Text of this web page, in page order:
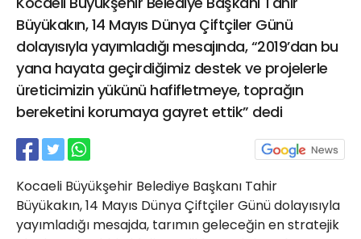
Büyükakın, 14 Mayıs Dünya Çiftçiler Günü
dolayısıyla yayımladığı mesajında, “2019’dan bu
yana hayata geçirdiğimiz destek ve projelerle
üreticimizin yükünü hafifletmeye, toprağın
bereketini korumaya gayret ettik” dedi
Kocaeli Büyükşehir Belediye Başkanı Tahir
Büyükakın, 14 Mayıs Dünya Çiftçiler Günü dolayısıyla
yayımladığı mesajda, tarımın geleceğin en stratejik
21 Gölcük
02624132333
haber@golcukpostasi.com